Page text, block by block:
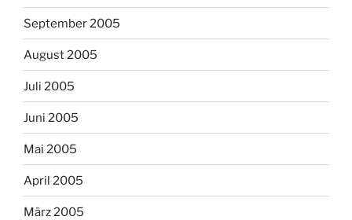
September 2005
August 2005
Juli 2005
Juni 2005
Mai 2005
April 2005
März 2005